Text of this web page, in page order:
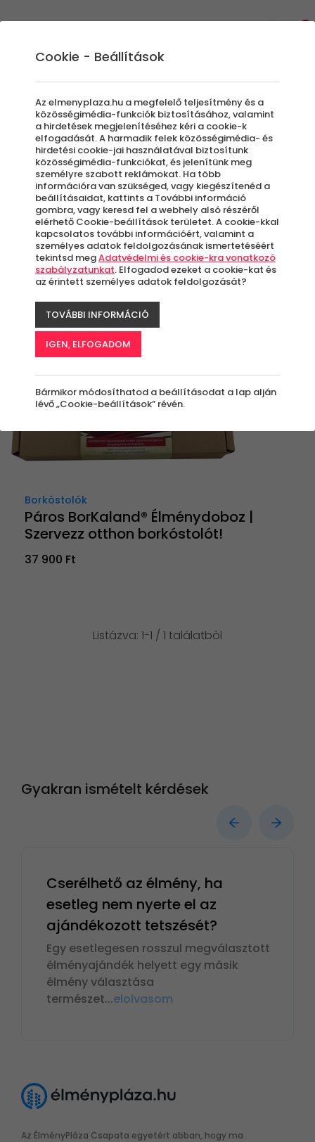
Bögrék/Poharak/Termoszok
Szűrők beállítása
Élmények
Rendezés:
Borkóstolók
Páros BorKaland® Élménydoboz |
Szervezz otthon borkóstolót!
37 900 Ft
Listázva: 1-1 / 1 találatból
Gyakran ismételt kérdések
Cserélhető az élmény, ha
esetleg nem nyerte el az
ajándékozott tetszését?
Egy esetlegesen rosszul megválasztott
élményajándék helyett egy másik
élmény választása
természet...elolvasom
Az ÉlményPláza Csapata egyetért abban, hogy ma
Cookie - Beállítások
Az elmenyplaza.hu a megfelelő teljesítmény és a
közösségimédia-funkciók biztosításához, valamint
a hirdetések megjelenítéséhez kéri a cookie-k
elfogadását. A harmadik felek közösségimédia- és
hirdetési cookie-jai használatával biztosítunk
közösségimédia-funkciókat, és jelenítünk meg
személyre szabott reklámokat. Ha több
információra van szükséged, vagy kiegészítenéd a
beállításaidat, kattints a További információ
gombra, vagy keresd fel a webhely alsó részéről
elérhető Cookie-beállítások területet. A cookie-kkal
kapcsolatos további információért, valamint a
személyes adatok feldolgozásának ismertetéséért
tekintsd megAdatvédelmi és cookie-kra vonatkozó
szabályzatunkat. Elfogadod ezeket a cookie-kat és
az érintett személyes adatok feldolgozását?
TOVÁBBI INFORMÁCIÓ
IGEN, ELFOGADOM
Bármikor módosíthatod a beállításodat a lap alján
lévő „Cookie-beállítások” révén.